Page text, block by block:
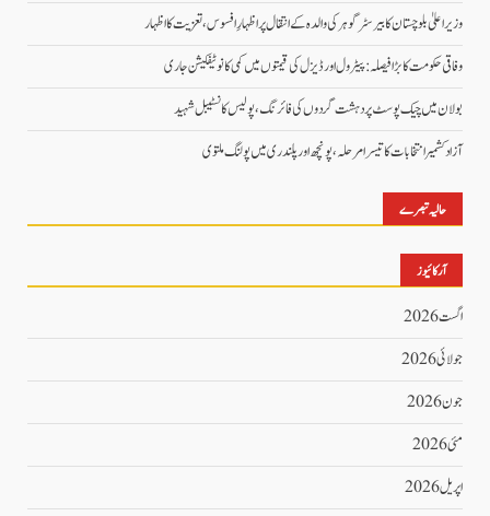
وزیر اعلیٰ بلوچستان کا بیرسٹر گوہر کی والدہ کے انتقال پر اظہارِ افسوس، تعزیت کا اظہار
وفاقی حکومت کا بڑا فیصلہ: پیٹرول اور ڈیزل کی قیمتوں میں کمی کا نوٹیفکیشن جاری
بولان میں چیک پوسٹ پر دہشت گردوں کی فائرنگ، پولیس کانسٹیبل شہید
آزاد کشمیر انتخابات کا تیسرا مرحلہ، پونچھ اور پلندری میں پولنگ ملتوی
حالیہ تبصرے
آرکائیوز
اگست 2026
جولائی 2026
جون 2026
مئی 2026
اپریل 2026